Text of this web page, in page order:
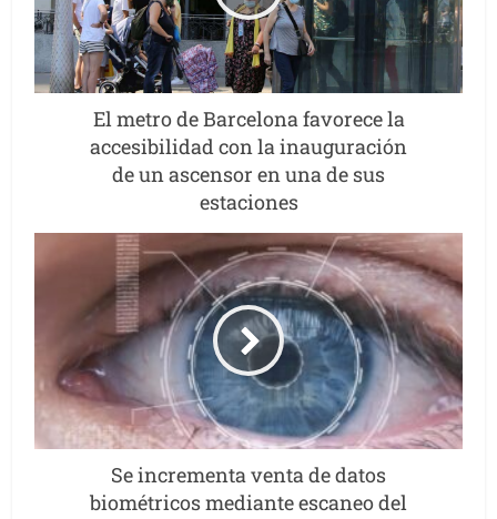
El metro de Barcelona favorece la
accesibilidad con la inauguración
de un ascensor en una de sus
estaciones
Se incrementa venta de datos
biométricos mediante escaneo del